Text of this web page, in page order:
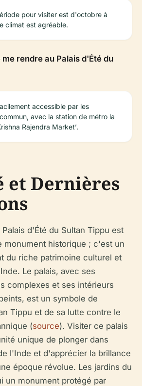
pour visiter est d'octobre à
climat est agréable.
rendre au Palais d'Été du
accessible par les
avec la station de métro la
Rajendra Market’.
et Dernières
d'Été du Sultan Tippu est
monument historique ; c'est un
du riche patrimoine culturel et
Le palais, avec ses
complexes et ses intérieurs
est un symbole de
Tippu et de sa lutte contre le
(source). Visiter ce palais
unique de plonger dans
l'Inde et d'apprécier la brillance
époque révolue. Les jardins du
un monument protégé par